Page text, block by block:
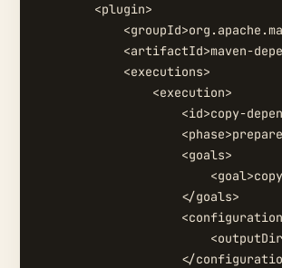
        <plugin>
<artifactId>maven-
            <executions>
                <execution>
<id>copy-
                    <goals>
                    </goals>
</